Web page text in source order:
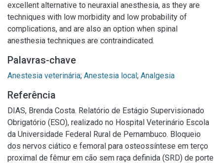
excellent alternative to neuraxial anesthesia, as they are
techniques with low morbidity and low probability of
complications, and are also an option when spinal
anesthesia techniques are contraindicated.
Palavras-chave
Anestesia veterinária; Anestesia local; Analgesia
Referência
DIAS, Brenda Costa. Relatório de Estágio Supervisionado
Obrigatório (ESO), realizado no Hospital Veterinário Escola
da Universidade Federal Rural de Pernambuco. Bloqueio
dos nervos ciático e femoral para osteossíntese em terço
proximal de fêmur em cão sem raça definida (SRD) de porte